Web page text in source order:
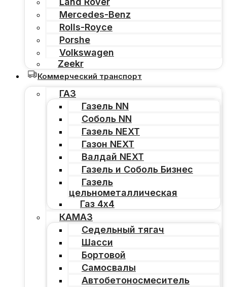
Mercedes-Benz
Rolls-Royce
Porshe
Volkswagen
Zeekr
Коммерческий транспорт
ГАЗ
Газель NN
Соболь NN
Газель NEXT
Газон NEXT
Валдай NEXT
Газель и Соболь Бизнес
Газель
цельнометаллическая
Газ 4х4
КАМАЗ
Седельный тягач
Шасси
Бортовой
Самосвалы
Автобетоносмеситель